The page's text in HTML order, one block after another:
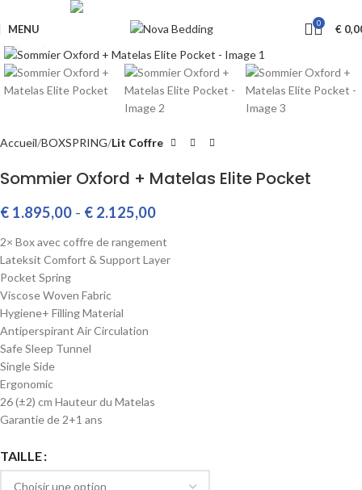
MENU 0 €
Cliquez pour agrandir
Accueil BOXSPRING Lit Coffre
Sommier Oxford + Matelas Elite Pocket
€ 1.895,00 - € 2.125,00
2× Box avec coffre de rangement
Lateksit Comfort & Support Layer
Pocket Spring
Viscose Woven Fabric
Hygiene+ Filling Material
Antiperspirant Air Circulation
Safe Sleep Tunnel
Single Side
Ergonomic
26 (±2) cm Hauteur du Matelas
Garantie de 2+1 ans
TAILLE